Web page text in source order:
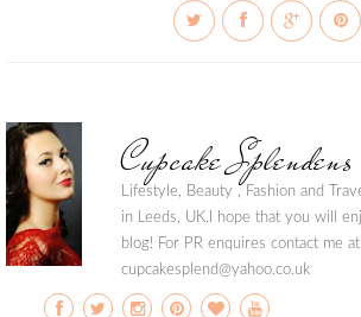
Cupcake Splendens
Lifestyle, Beauty , Fashion and
in Leeds, UK.I hope that you will
blog! For PR enquires contact me at
cupcakesplend@yahoo.co.uk